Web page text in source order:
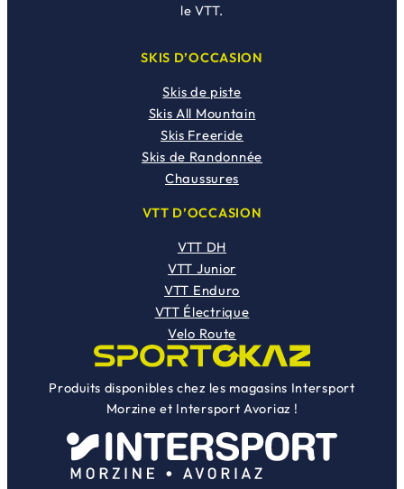
le VTT.
SKIS D’OCCASION
Skis de piste
Skis All Mountain
Skis Freeride
Skis de Randonnée
Chaussures
VTT D’OCCASION
VTT DH
VTT Junior
VTT Enduro
VTT Électrique
Velo Route
Produits disponibles chez les magasins Intersport
Morzine et Intersport Avoriaz !